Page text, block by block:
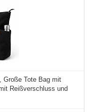
Große Tote Bag mit
Reißverschluss und